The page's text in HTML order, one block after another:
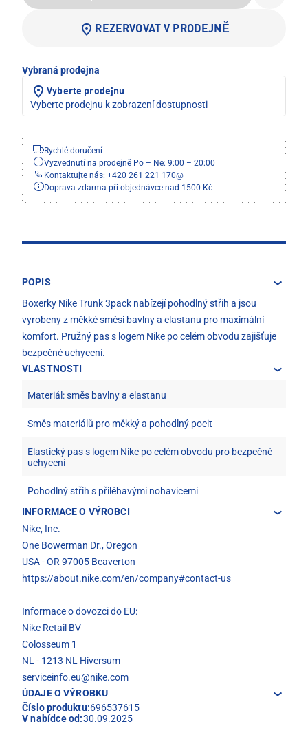
REZERVOVAT V PRODEJNĚ
Vybraná prodejna
Vyberte prodejnu
Vyberte prodejnu k zobrazení dostupnosti
Rychlé doručení
Vyzvednutí na prodejně Po – Ne: 9:00 – 20:00
Kontaktujte nás: +420 261 221 170@
Doprava zdarma při objednávce nad 1500 Kč
POPIS
Boxerky Nike Trunk 3pack nabízejí pohodlný střih a jsou
vyrobeny z měkké směsi bavlny a elastanu pro maximální
komfort. Pružný pas s logem Nike po celém obvodu zajišťuje
bezpečné uchycení.
VLASTNOSTI
Materiál: směs bavlny a elastanu
Směs materiálů pro měkký a pohodlný pocit
Elastický pas s logem Nike po celém obvodu pro bezpečné
uchycení
Pohodlný střih s přiléhavými nohavicemi
INFORMACE O VÝROBCI
Nike, Inc.
One Bowerman Dr., Oregon
USA - OR 97005 Beaverton
https://about.nike.com/en/company#contact-us
Informace o dovozci do EU:
Nike Retail BV
Colosseum 1
NL - 1213 NL Hiversum
serviceinfo.eu@nike.com
ÚDAJE O VÝROBKU
Číslo produktu:696537615
V nabídce od:30.09.2025